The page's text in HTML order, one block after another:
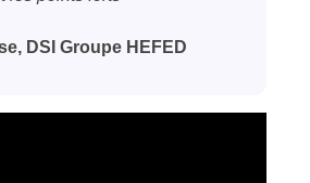
DSI Groupe HEFED